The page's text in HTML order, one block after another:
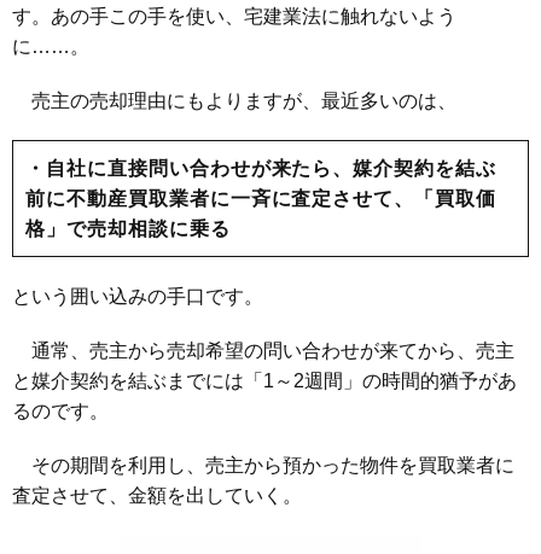
す。あの手この手を使い、宅建業法に触れないよう
に……。
売主の売却理由にもよりますが、最近多いのは、
・自社に直接問い合わせが来たら、媒介契約を結ぶ
前に不動産買取業者に一斉に査定させて、「買取価
格」で売却相談に乗る
という囲い込みの手口です。
通常、売主から売却希望の問い合わせが来てから、売主
と媒介契約を結ぶまでには「1～2週間」の時間的猶予があ
るのです。
その期間を利用し、売主から預かった物件を買取業者に
査定させて、金額を出していく。